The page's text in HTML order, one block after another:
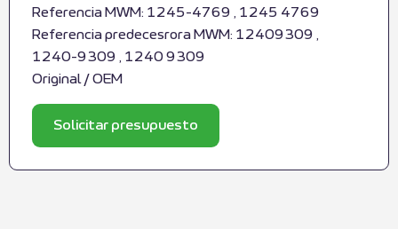
Referencia MWM: 1245-4769 , 1245 4769
Referencia predecesrora MWM: 12409309 ,
1240-9309 , 1240 9309
Original / OEM
Solicitar presupuesto